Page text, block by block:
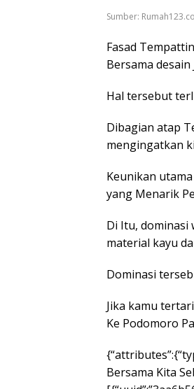
Sumber:
Fasad
Bersama
Hal tersebut
Dibagian atap
mengingatkan
Keunikan
yang Menarik
Di Itu, dominasi
material kayu
Dominasi
Jika kamu
Ke Podomoro
Bersama Kita